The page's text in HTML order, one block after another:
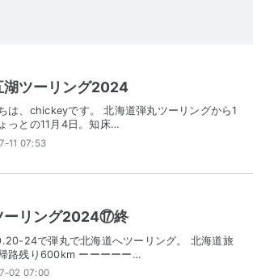
湖ツーリング2024
は、chickeyです。 北海道弾丸ツーリングから1
っとの11月4日。知床…
11 07:53
ーリング2024⑰終
24で弾丸で北海道へツーリング。 北海道旅
路残り600km ーーーーー…
02 07:00